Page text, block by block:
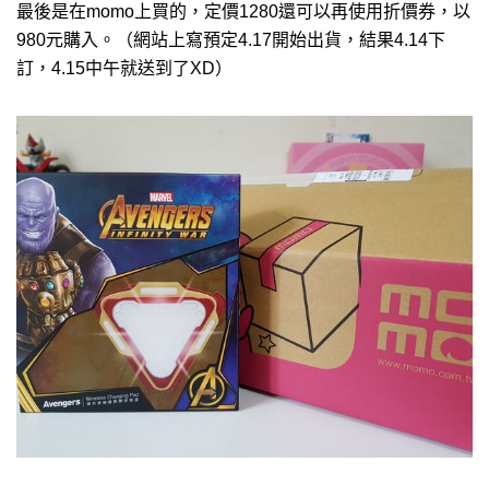
最後是在momo上買的，定價1280還可以再使用折價券，以
980元購入。（網站上寫預定4.17開始出貨，結果4.14下
訂，4.15中午就送到了XD）